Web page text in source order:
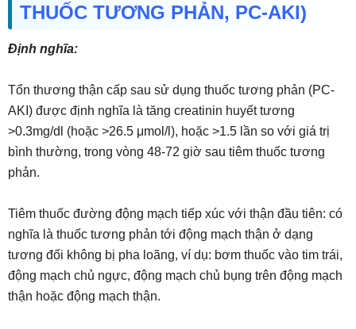
THUỐC TƯƠNG PHẢN, PC-AKI)
Định nghĩa:
Tổn thương thận cấp sau sử dụng thuốc tương phản (PC-
AKI) được định nghĩa là tăng creatinin huyết tương
>0.3mg/dl (hoặc >26.5 μmol/l), hoặc >1.5 lần so với giá trị
bình thường, trong vòng 48-72 giờ sau tiêm thuốc tương
phản.
Tiêm thuốc đường động mạch tiếp xúc với thận đầu tiên: có
nghĩa là thuốc tương phản tới động mạch thận ở dạng
tương đối không bị pha loãng, ví dụ: bơm thuốc vào tim trái,
động mạch chủ ngực, động mạch chủ bụng trên động mạch
thận hoặc động mạch thận.